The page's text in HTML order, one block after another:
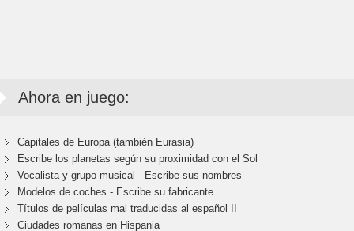
Ahora en juego:
Capitales de Europa (también Eurasia)
Escribe los planetas según su proximidad con el Sol
Vocalista y grupo musical - Escribe sus nombres
Modelos de coches - Escribe su fabricante
Títulos de películas mal traducidas al español II
Ciudades romanas en Hispania